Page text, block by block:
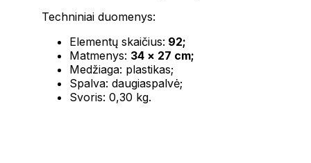
Techniniai duomenys:
Elementų skaičius: 92;
Matmenys: 34 × 27 cm;
Medžiaga: plastikas;
Spalva: daugiaspalvė;
Svoris: 0,30 kg.